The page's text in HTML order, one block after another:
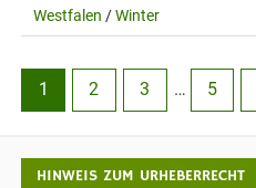
Westfalen /Winter
1 2 3 … 5
HINWEIS ZUM URHEBERRECHT